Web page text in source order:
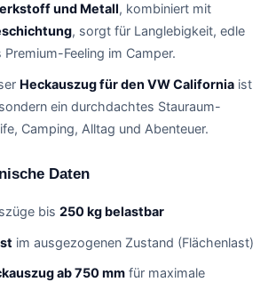
und Metall, kombiniert mit
, sorgt für Langlebigkeit, edle
Feeling im Camper.
Heckauszug für den VW California ist
ein durchdachtes Stauraum-
Camping, Alltag und Abenteuer.
Daten
bis 250 kg belastbar
im ausgezogenen Zustand (Flächenlast)
ab 750 mm für maximale